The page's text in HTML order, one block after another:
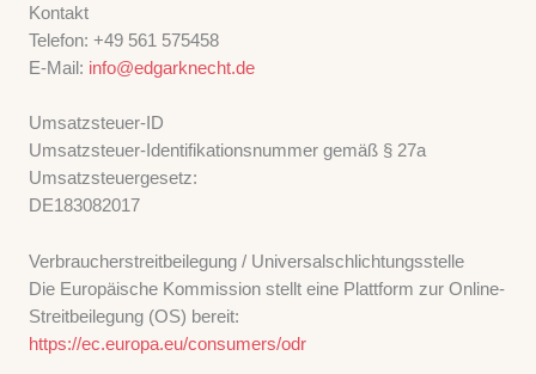
Kontakt
Telefon: +49 561 575458
E-Mail: info@edgarknecht.de
Umsatzsteuer-ID
Umsatzsteuer-Identifikationsnummer gemäß § 27a
Umsatzsteuergesetz:
DE183082017
Verbraucherstreitbeilegung / Universalschlichtungsstelle
Die Europäische Kommission stellt eine Plattform zur Online-
Streitbeilegung (OS) bereit:
https://ec.europa.eu/consumers/odr